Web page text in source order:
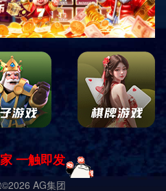
HM-FG-02
HM-FG-03
6